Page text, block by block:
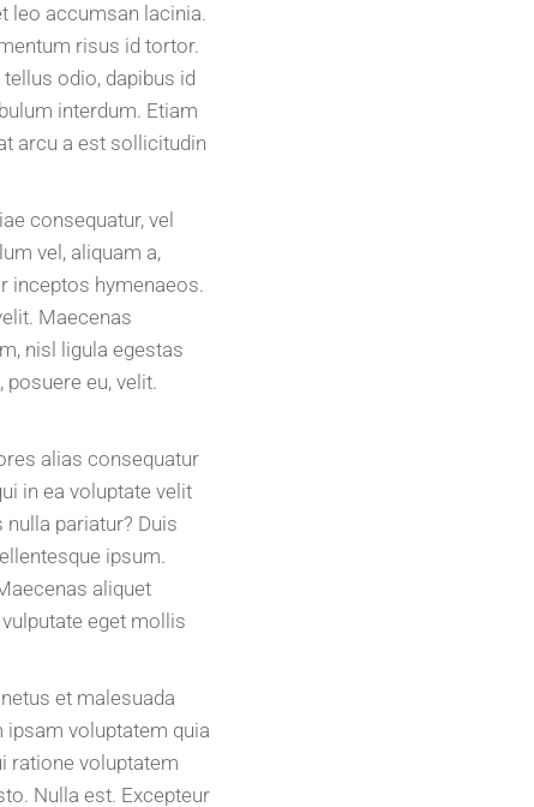
leo accumsan lacinia.
risus id tortor.
odio, dapibus id
interdum. Etiam
arcu a est sollicitudin
consequatur, vel
vel, aliquam a,
inceptos hymenaeos.
Maecenas
nisl ligula egestas
eu, velit.
alias consequatur
in ea voluptate velit
pariatur? Duis
ipsum.
aliquet
eget mollis
et malesuada
voluptatem quia
ratione voluptatem
Nulla est. Excepteur